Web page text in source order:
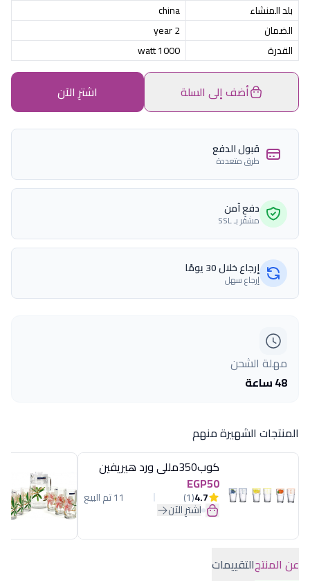
بلد المنشاء
china
الضمان
2 year
القدرة
1000 watt
أضف إلى السلة اشترِ الآن
قبول الدفع
طرق متعددة
دفع آمن
مشفّر بـ SSL
إرجاع خلال 30 يومًا
إرجاع سهل
مهلة الشحن
48 ساعة
المنتجات الشهيرة منهم
كوب350مللى ورد هيريفين
EGP50
4.7
(1) 11 تم البيع
اشترِ الآن
عن المنتجالتقييمات